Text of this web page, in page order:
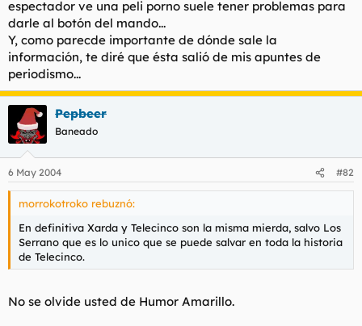
espectador ve una peli porno suele tener problemas para
darle al botón del mando...
Y, como parecde importante de dónde sale la
información, te diré que ésta salió de mis apuntes de
periodismo...
Pepbeer
Baneado
6 May 2004 #82
morrokotroko rebuznó:
En definitiva Xarda y Telecinco son la misma mierda, salvo Los
Serrano que es lo unico que se puede salvar en toda la historia
de Telecinco.
No se olvide usted de Humor Amarillo.